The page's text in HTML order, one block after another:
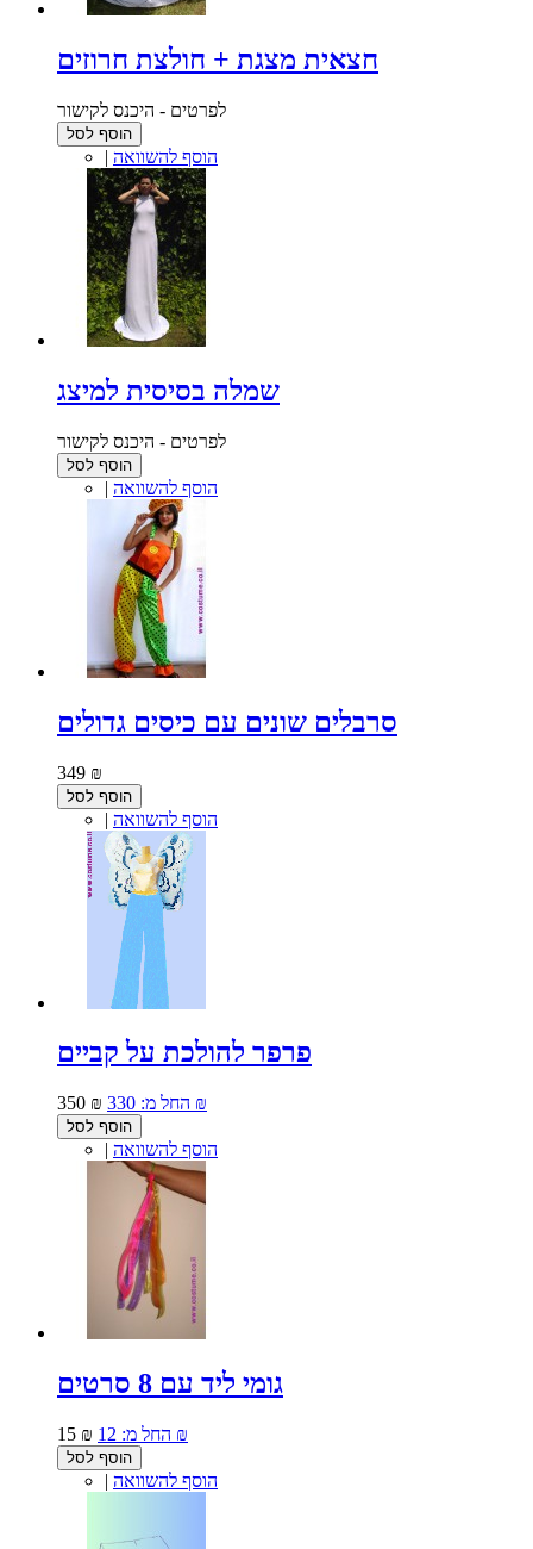
חצאית מצגת + חולצת חרוזים
לפרטים - היכנס לקישור
הוסף לסל
| הוסף להשוואה
שמלה בסיסית למיצג
לפרטים - היכנס לקישור
הוסף לסל
| הוסף להשוואה
סרבלים שונים עם כיסים גדולים
349 ₪
הוסף לסל
| הוסף להשוואה
פרפר להולכת על קביים
350 ₪ החל מ: 330 ₪
הוסף לסל
| הוסף להשוואה
גומי ליד עם 8 סרטים
15 ₪ החל מ: 12 ₪
הוסף לסל
| הוסף להשוואה